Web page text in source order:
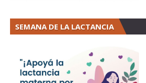
SEMANA DE LA LACTANCIA